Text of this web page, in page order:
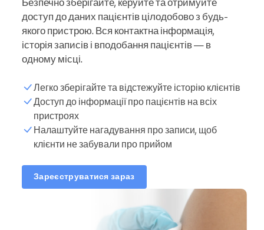
доступ до даних пацієнтів цілодобово з будь-
якого пристрою. Вся контактна інформація,
історія записів і вподобання пацієнтів — в
одному місці.
Легко зберігайте та відстежуйте історію клієнтів
Доступ до інформації про пацієнтів на всіх
пристроях
Налаштуйте нагадування про записи, щоб
клієнти не забували про прийом
Зареєструватися зараз